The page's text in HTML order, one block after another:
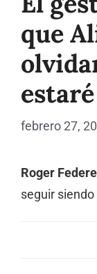
que
febrero 27,
Roger
seguir siendo